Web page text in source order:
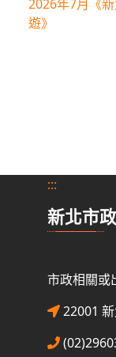
2026年7月《
遊》
:::
新北市
市政相關或
22001